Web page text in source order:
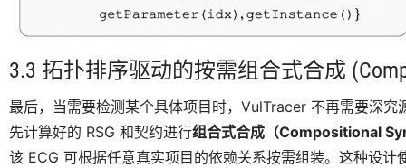
3.3 拓扑排序驱动的按需组合式合成
最后，当需要检测某个具体项目时，VulTracer 不再需要深
先计算好的 RSG 和契约进行组合式合成（Compositional
该 ECG 可根据任意真实项目的依赖关系按需组装。这种设